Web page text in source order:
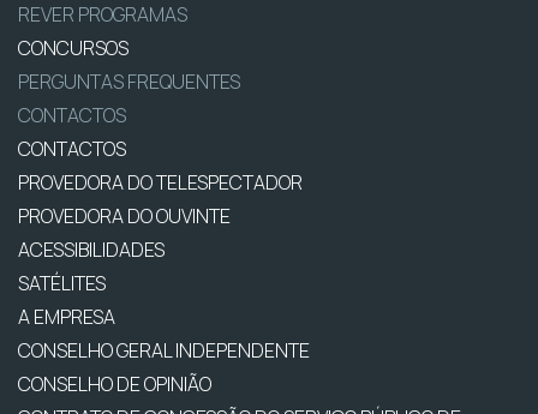
REVER PROGRAMAS
CONCURSOS
PERGUNTAS FREQUENTES
CONTACTOS
CONTACTOS
PROVEDORA DO TELESPECTADOR
PROVEDORA DO OUVINTE
ACESSIBILIDADES
SATÉLITES
A EMPRESA
CONSELHO GERAL INDEPENDENTE
CONSELHO DE OPINIÃO